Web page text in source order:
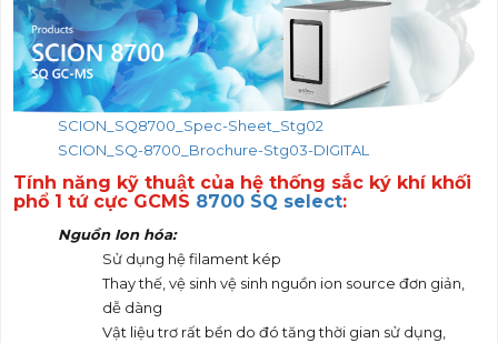
SCION_SQ8700_Spec-Sheet_Stg02
SCION_SQ-8700_Brochure-Stg03-DIGITAL
Tính năng kỹ thuật của hệ thống sắc ký khí khối
phổ 1 tứ cực GCMS 8700 SQ select:
Nguồn Ion hóa:
Sử dụng hệ filament kép
Thay thế, vệ sinh vệ sinh nguồn ion source đơn giản,
dễ dàng
Vật liệu trơ rất bền do đó tăng thời gian sử dụng,